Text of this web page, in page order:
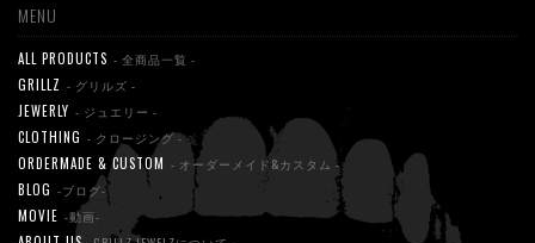
MENU
ALL PRODUCTS - 全商品一覧 -
GRILLZ - グリルズ -
JEWERLY - ジュエリー -
CLOTHING - クロージング -
ORDERMADE & CUSTOM - オーダーメイド&カスタム -
BLOG -ブログ-
MOVIE -動画-